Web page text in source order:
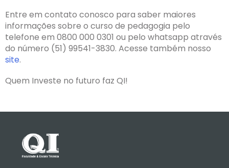
Entre em contato conosco para saber maiores
informações sobre o curso de pedagogia pelo
telefone em 0800 000 0301 ou pelo whatsapp através
do número (51) 99541-3830. Acesse também nosso
site.
Quem Investe no futuro faz QI!